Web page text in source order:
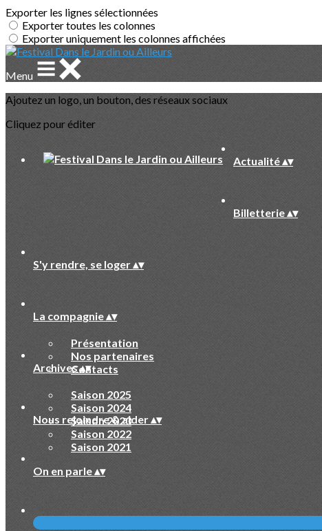
Exporter les lignes sélectionnées
Exporter toutes les colonnes
Exporter uniquement les colonnes affichées
Menu
Ajoutez un logo, un bouton, des réseaux sociaux
Cliquez pour éditer
Actualité▴▾
Billetterie▴▾
S'y rendre, se loger▴▾
La compagnie▴▾
Présentation
Nos partenaires
Contacts
Archives▴▾
Saison 2025
Saison 2024
Saison 2023
Saison 2022
Saison 2021
Nous rejoindre & aider▴▾
On en parle▴▾